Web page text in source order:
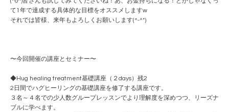
て1年で達成する具体的な目標をオススメしますw
それでは皆様、来年もよろしくお願いします(^-^*)
〜今回開催の講座とセミナー〜
◆Hug healing treatment基礎講座（２days）残2
2日間でハグヒーリングの基礎講座を修了する講座です。
３名～４名での少人数グループレッスンでより理解度を深めつつ、リーズナ
ブルに学べます。